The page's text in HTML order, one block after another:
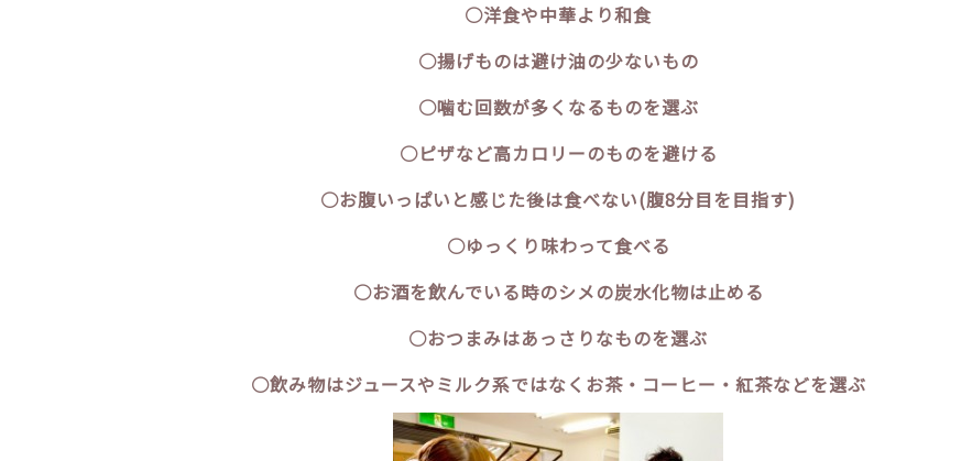
○洋食や中華より和食
○揚げものは避け油の少ないもの
○噛む回数が多くなるものを選ぶ
○ピザなど高カロリーのものを避ける
○お腹いっぱいと感じた後は食べない(腹8分目を目指す)
○ゆっくり味わって食べる
○お酒を飲んでいる時のシメの炭水化物は止める
○おつまみはあっさりなものを選ぶ
○飲み物はジュースやミルク系ではなくお茶・コーヒー・紅茶などを選ぶ